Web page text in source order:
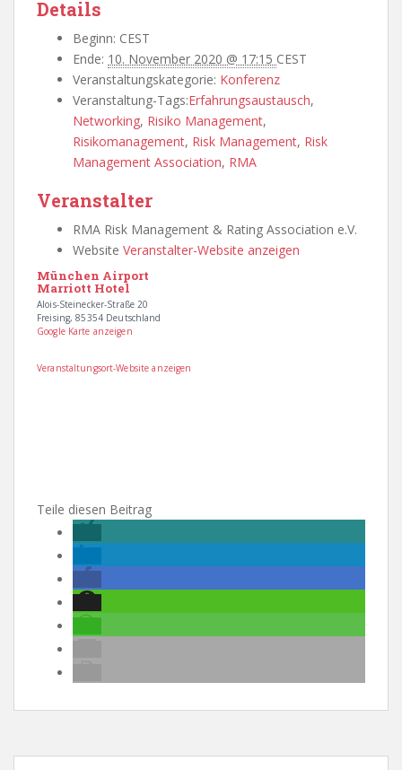
Details
Beginn: CEST
Ende: 10. November 2020 @ 17:15 CEST
Veranstaltungskategorie: Konferenz
Veranstaltung-Tags:Erfahrungsaustausch,
Networking, Risiko Management,
Risikomanagement, Risk Management, Risk
Management Association, RMA
Veranstalter
RMA Risk Management & Rating Association e.V.
Website Veranstalter-Website anzeigen
München Airport
Marriott Hotel
Alois-Steinecker-Straße 20
Freising, 85354 Deutschland
Google Karte anzeigen
Veranstaltungsort-Website anzeigen
Teile diesen Beitrag